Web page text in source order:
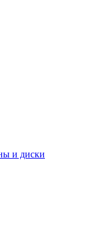
и диски